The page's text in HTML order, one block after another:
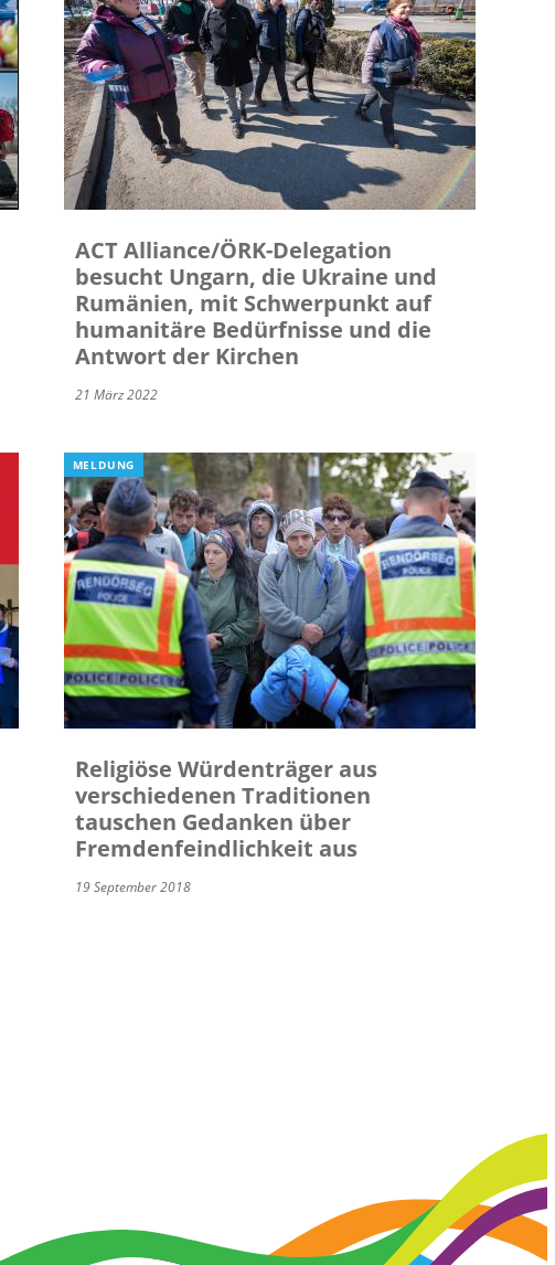
ACT Alliance/ÖRK-Delegation
besucht Ungarn, die Ukraine und
Rumänien, mit Schwerpunkt auf
humanitäre Bedürfnisse und die
Antwort der Kirchen
21 März 2022
MELDUNG
Religiöse Würdenträger aus
verschiedenen Traditionen
tauschen Gedanken über
Fremdenfeindlichkeit aus
19 September 2018